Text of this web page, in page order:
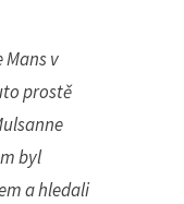
Mans v
prostě
byl
a hledali